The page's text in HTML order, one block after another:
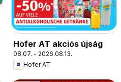
Hofer AT akciós újság
08.07. - 2026.08.13.
Hofer AT